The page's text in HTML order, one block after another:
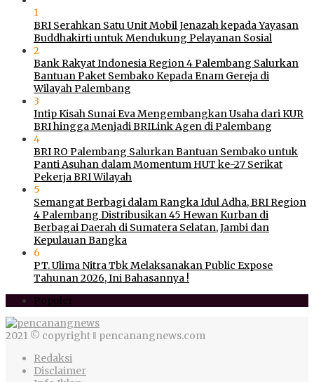
1
BRI Serahkan Satu Unit Mobil Jenazah kepada Yayasan
Buddhakirti untuk Mendukung Pelayanan Sosial
2
Bank Rakyat Indonesia Region 4 Palembang Salurkan
Bantuan Paket Sembako Kepada Enam Gereja di
Wilayah Palembang
3
Intip Kisah Sunai Eva Mengembangkan Usaha dari KUR
BRI hingga Menjadi BRILink Agen di Palembang
4
BRI RO Palembang Salurkan Bantuan Sembako untuk
Panti Asuhan dalam Momentum HUT ke-27 Serikat
Pekerja BRI Wilayah
5
Semangat Berbagi dalam Rangka Idul Adha, BRI Region
4 Palembang Distribusikan 45 Hewan Kurban di
Berbagai Daerah di Sumatera Selatan, Jambi dan
Kepulauan Bangka
6
PT. Ulima Nitra Tbk Melaksanakan Public Expose
Tahunan 2026, Ini Bahasannya !
Populer
2021 © copyright ‖ pencanangnews.com
Redaksi
Disclaimer